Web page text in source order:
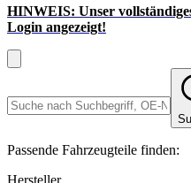
HINWEIS: Unser
Login angezeigt!
Passende Fahrzeugteile finden:
Hersteller